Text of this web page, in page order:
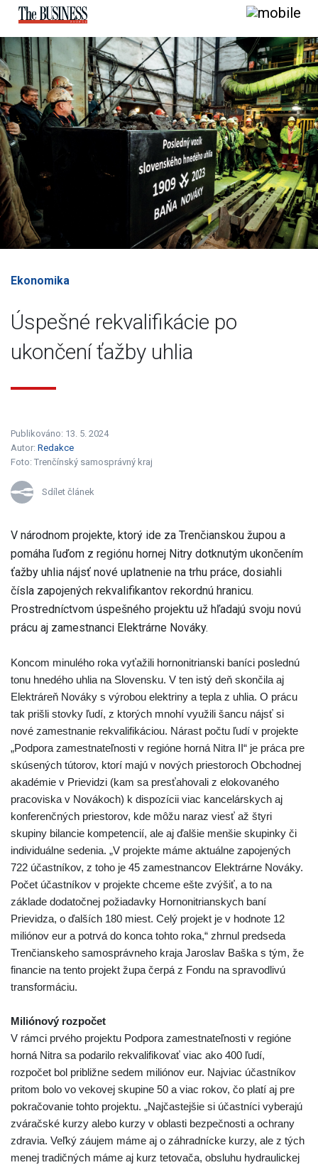
Ekonomika
Úspešné rekvalifikácie po
ukončení ťažby uhlia
Publikováno: 13. 5. 2024
Autor: Redakce
Foto: Trenčínský samosprávný kraj
Sdílet článek
V národnom projekte, ktorý ide za Trenčianskou župou a
pomáha ľuďom z regiónu hornej Nitry dotknutým ukončením
ťažby uhlia nájsť nové uplatnenie na trhu práce, dosiahli
čísla zapojených rekvalifikantov rekordnú hranicu.
Prostredníctvom úspešného projektu už hľadajú svoju novú
prácu aj zamestnanci Elektrárne Nováky.
Koncom minulého roka vyťažili hornonitrianski baníci poslednú
tonu hnedého uhlia na Slovensku. V ten istý deň skončila aj
Elektráreň Nováky s výrobou elektriny a tepla z uhlia. O prácu
tak prišli stovky ľudí, z ktorých mnohí využili šancu nájsť si
nové zamestnanie rekvalifikáciou. Nárast počtu ľudí v projekte
„Podpora zamestnateľnosti v regióne horná Nitra II“ je práca pre
skúsených tútorov, ktorí majú v nových priestoroch Obchodnej
akadémie v Prievidzi (kam sa presťahovali z elokovaného
pracoviska v Novákoch) k dispozícii viac kancelárskych aj
konferenčných priestorov, kde môžu naraz viesť až štyri
skupiny bilancie kompetencií, ale aj ďalšie menšie skupinky či
individuálne sedenia. „V projekte máme aktuálne zapojených
722 účastníkov, z toho je 45 zamestnancov Elektrárne Nováky.
Počet účastníkov v projekte chceme ešte zvýšiť, a to na
základe dodatočnej požiadavky Hornonitrianskych baní
Prievidza, o ďalších 180 miest. Celý projekt je v hodnote 12
miliónov eur a potrvá do konca tohto roka,“ zhrnul predseda
Trenčianskeho samosprávneho kraja Jaroslav Baška s tým, že
financie na tento projekt župa čerpá z Fondu na spravodlivú
transformáciu.
Miliónový rozpočet
V rámci prvého projektu Podpora zamestnateľnosti v regióne
horná Nitra sa podarilo rekvalifikovať viac ako 400 ľudí,
rozpočet bol približne sedem miliónov eur. Najviac účastníkov
pritom bolo vo vekovej skupine 50 a viac rokov, čo platí aj pre
pokračovanie tohto projektu. „Najčastejšie si účastníci vyberajú
zváračské kurzy alebo kurzy v oblasti bezpečnosti a ochrany
zdravia. Veľký záujem máme aj o záhradnícke kurzy, ale z tých
menej tradičných máme aj kurz tetovača, obsluhu hydraulickej